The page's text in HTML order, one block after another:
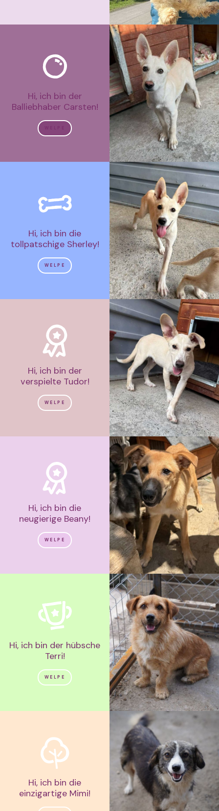
Hi, ich bin der
Balliebhaber Carsten!
Hi, ich bin die
tollpatschige Sherley!
WELPE
Hi, ich bin der
verspielte Tudor!
WELPE
Hi, ich bin die
neugierige Beany!
WELPE
Hi, ich bin der hübsche
Terri!
WELPE
Hi, ich bin die
einzigartige Mimi!